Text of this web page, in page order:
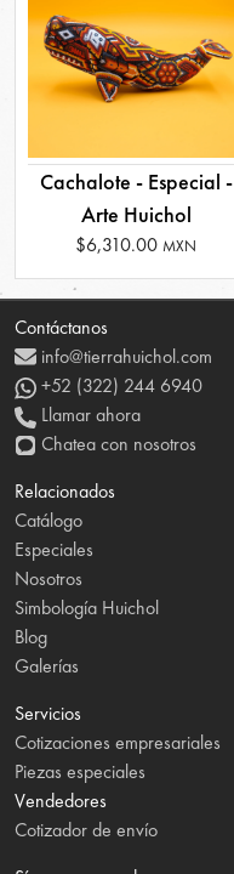
Cachalote - Especial -
Arte Huichol
$6,310.00 MXN
Contáctanos
info@tierrahuichol.com
+52 (322) 244 6940
Llamar ahora
Chatea con nosotros
Relacionados
Catálogo
Especiales
Nosotros
Simbología Huichol
Blog
Galerías
Servicios
Cotizaciones empresariales
Piezas especiales
Vendedores
Cotizador de envío